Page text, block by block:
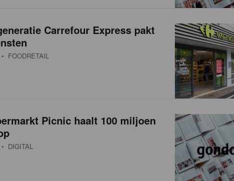
Carrefour Express pakt
• FOODRETAIL
Picnic haalt 100 miljoen
• DIGITAL